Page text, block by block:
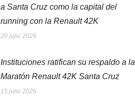
a Santa Cruz como la capital del
running con la Renault 42K
20 julio 2026
Instituciones ratifican su respaldo a la
Maratón Renault 42K Santa Cruz
15 julio 2026